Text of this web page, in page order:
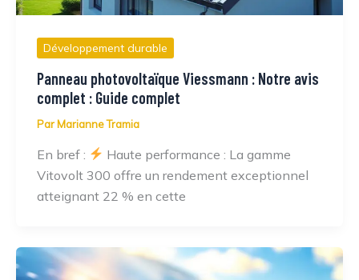
Développement durable
Panneau photovoltaïque Viessmann : Notre avis
complet : Guide complet
Par Marianne Tramia
En bref :
Haute performance : La gamme
Vitovolt 300 offre un rendement exceptionnel
atteignant 22 % en cette